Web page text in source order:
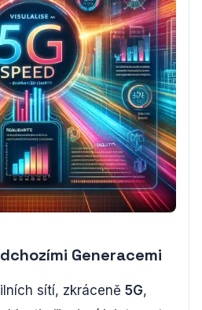
Generacemi
sítí, zkráceně 5G,